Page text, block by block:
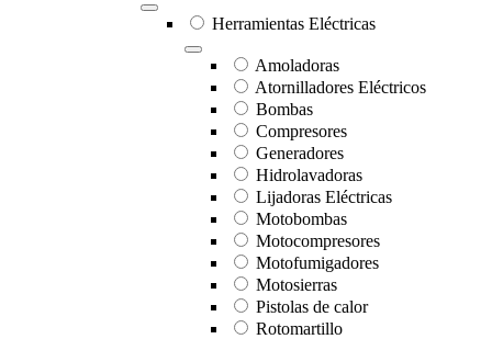
Herramientas Eléctricas
Amoladoras
Atornilladores Eléctricos
Bombas
Compresores
Generadores
Hidrolavadoras
Lijadoras Eléctricas
Motobombas
Motocompresores
Motofumigadores
Motosierras
Pistolas de calor
Rotomartillo